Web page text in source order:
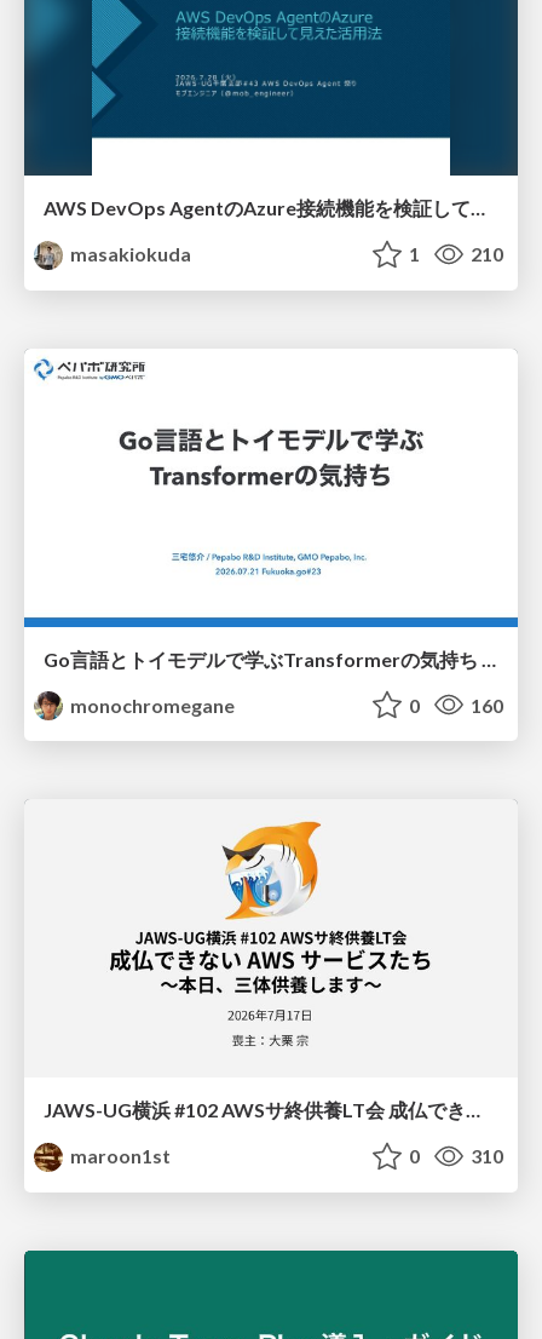
AWS DevOps AgentのAzure接続機能を検証して見えた活用法／Use Cases Verified for the AWS DevOps Agent's Azure Connectivity Feature
masakiokuda
1 210
monochromegane
0 160
JAWS-UG横浜 #102 AWSサ終供養LT会 成仏できない AWS サービスたち 〜本日、三体供養します〜
maroon1st
0 310